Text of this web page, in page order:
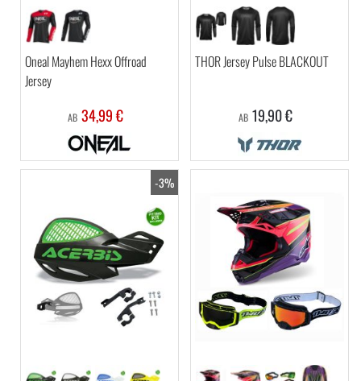
Oneal Mayhem Hexx Offroad
Jersey
AB 34,99 €
THOR Jersey Pulse BLACKOUT
AB 19,90 €
-3%